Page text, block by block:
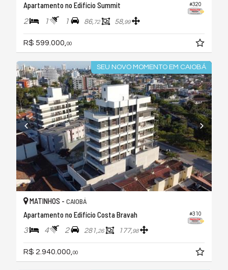
#320
Apartamento no Edifício Summit
2 1 1 86,72 58,99
R$ 599.000, 00
SEU NOVO MOMENTO EM CAIOBÁ
#310
MATINHOS - CAIOBÁ
Apartamento no Edifício Costa Bravah
3 4 2 281,26 177,98
R$ 2.940.000,00